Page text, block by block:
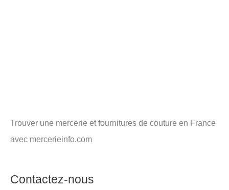
Trouver une mercerie et fournitures de couture en France
avec mercerieinfo.com
Contactez-nous